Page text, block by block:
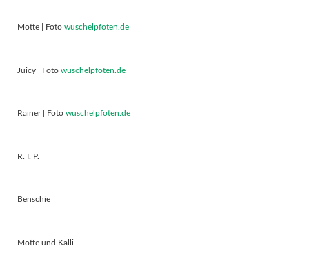
Motte | Foto wuschelpfoten.de
Juicy | Foto wuschelpfoten.de
Rainer | Foto wuschelpfoten.de
R. I. P.
Benschie
Motte und Kalli